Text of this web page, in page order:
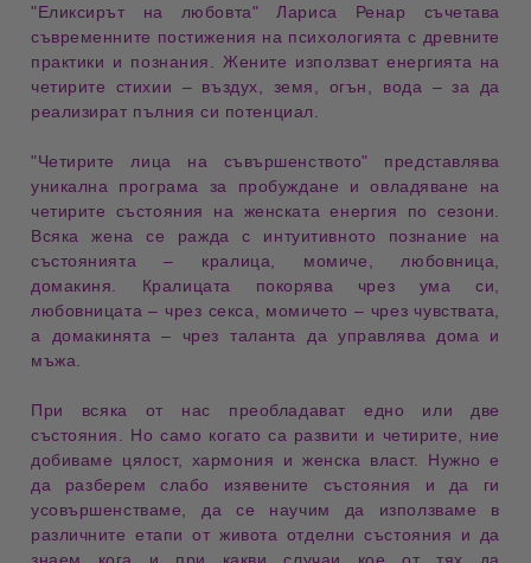
"Еликсирът на любовта" Лариса Ренар съчетава
съвременните постижения на психологията с древните
практики и познания. Жените използватенергията на
четирите стихии – въздух, земя, огън, вода – за да
реализират пълния си потенциал
"Четирите лица на съвършенството" представлява
уникална програма
за пробуждане и овладяване на
четирите състояния
на женската енергия посезони
Всяка жена се ражда с интуитивното познание на
състоянията – кралица, момиче, любовница,
домакиня
Кралицата
покорява чрез ума си,
любовницата – чрез секса, момичето – чрез чувствата,
а домакинята – чрез таланта да управлява дома и
мъжа.
При всяка от нас преобладават едно или две
състояния
. Но само когато са развити и четирите , ние
добиваме цялост, хармония иженска власт. Нужно е
да разберемслабо изявените състояния
и да ги
усовършенстваме , да се научим да използваме в
различнитеетапи от живота отделни състояния и да